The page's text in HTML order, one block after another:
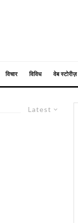
विचार विविध वेब स्टोरीज़
Latest